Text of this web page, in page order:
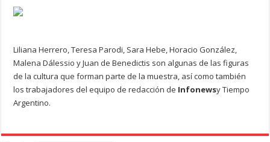
Liliana Herrero, Teresa Parodi, Sara Hebe, Horacio González,
Malena Dálessio y Juan de Benedictis son algunas de las figuras
de la cultura que forman parte de la muestra, así como también
los trabajadores del equipo de redacción de Infonewsy Tiempo
Argentino.